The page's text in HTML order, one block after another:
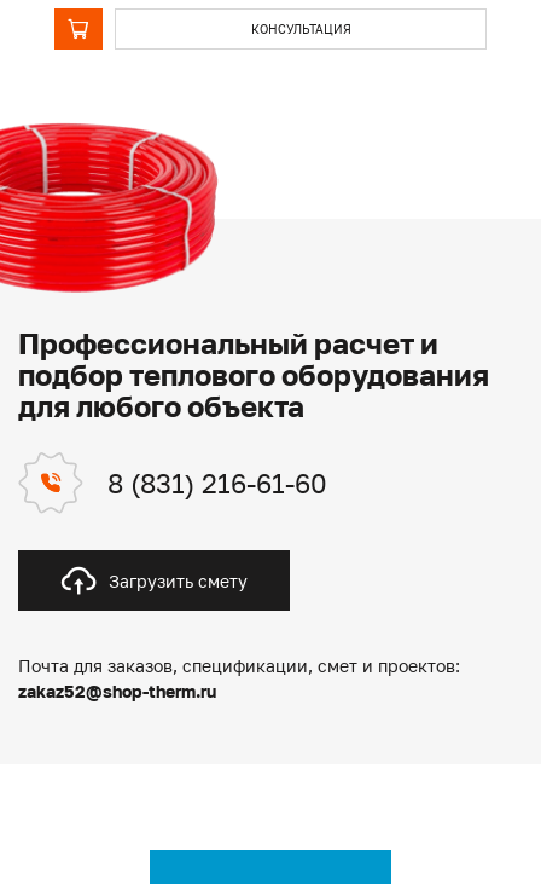
КОНСУЛЬТАЦИЯ
Профессиональный расчет и
подбор теплового оборудования
для любого объекта
8 (831) 216-61-60
Загрузить смету
Почта для заказов, спецификации, смет и проектов:
zakaz52@shop-therm.ru